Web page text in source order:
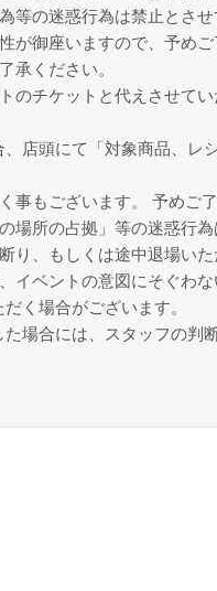
等の迷惑行為は禁止とさ
が御座いますので、予め
承ください。
のチケットと代えさせて
店頭にて「対象商品、レ
事もございます。 予めご
場所の占拠」等の迷惑行
り、もしくは途中退場い
イベントの意図にそぐわ
く場合がございます。
場合には、スタッフの判